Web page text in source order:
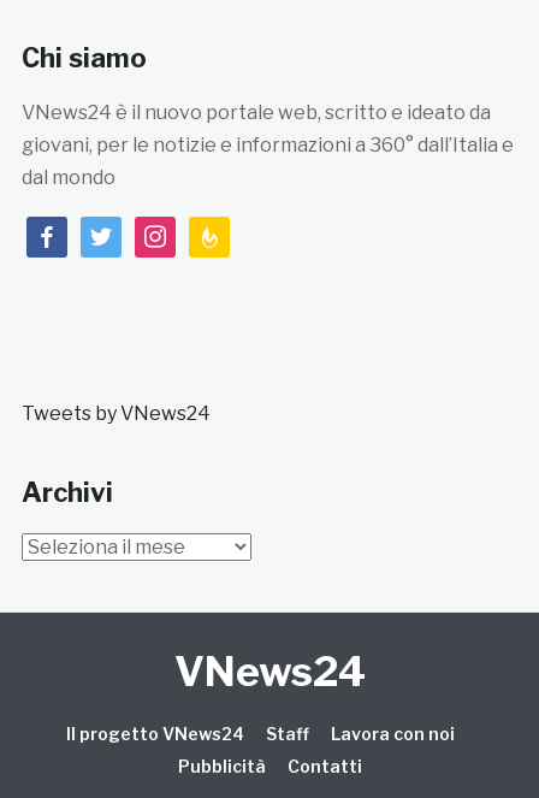
Chi siamo
VNews24 è il nuovo portale web, scritto e ideato da
giovani, per le notizie e informazioni a 360° dall’Italia e
dal mondo
facebooktwitterinstagramfeedburner
Tweets by VNews24
Archivi
Archivi
VNews24
Il progetto VNews24 Staff
Lavora con noi
Pubblicità
Contatti